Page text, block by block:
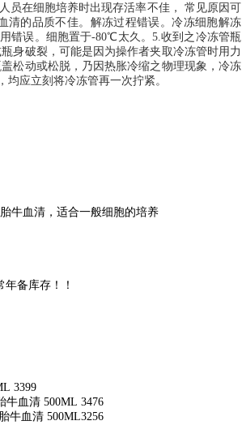
员在细胞培养时出现存活率不佳， 常见原因可
清的品质不佳。解冻过程错误。冷冻细胞解冻
错误。细胞置于-80℃太久。5.收到之冷冻管瓶
身破裂，可能是因为操作者夹取冷冻管时用力
松动或松脱，乃因热胀冷缩之物理现象，冷冻
应立刻将冷冻管再一次拧紧。
牛血清，适合一般细胞的培养
备库存！！
3399
牛血清 500ML 3476
牛血清 500ML3256